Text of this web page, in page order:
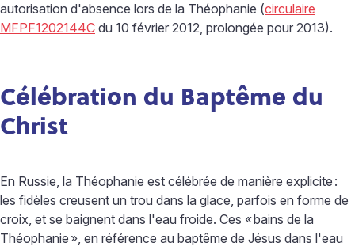
autorisation d'absence lors de la Théophanie (circulaire
MFPF1202144C du 10 février 2012, prolongée pour 2013).
Célébration du Baptême du
Christ
En Russie, la Théophanie est célébrée de manière explicite :
les fidèles creusent un trou dans la glace, parfois en forme de
croix, et se baignent dans l'eau froide. Ces «bains de la
Théophanie », en référence au baptême de Jésus dans l'eau